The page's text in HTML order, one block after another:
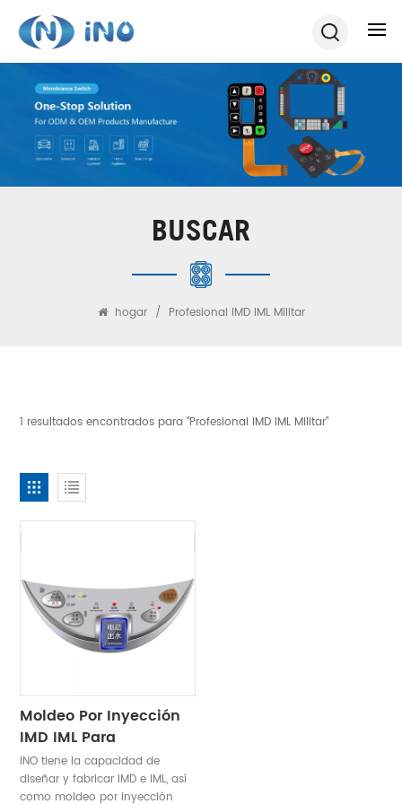
BUSCAR
hogar / Profesional IMD IML Militar
1 resultados encontrados para "Profesional IMD IML Militar"
Moldeo Por Inyección
IMD IML Para
Electrodomésticos
INO tiene la capacidad de
diseñar y fabricar IMD e IML, así
como moldeo por inyección